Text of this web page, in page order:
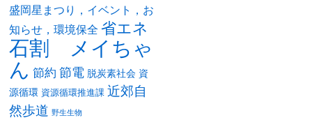
盛岡星まつり，イベント，お
知らせ，環境保全 省エネ
石割 メイちゃ
ん 節約 節電 脱炭素社会 資
源循環 資源循環推進課 近郊自
然歩道 野生生物